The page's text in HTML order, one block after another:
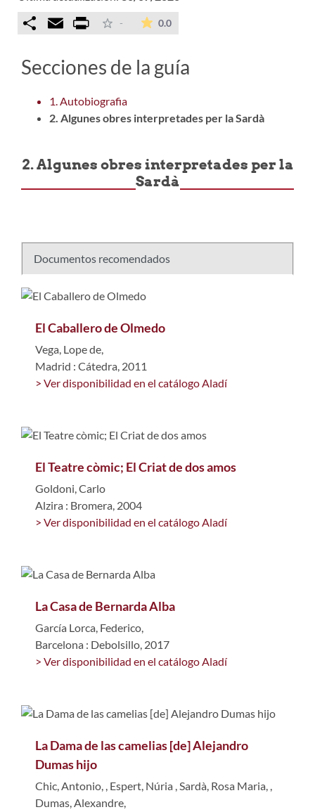
Comparteix
Email Print - 0.0La valoración media es de 0
Secciones de la guía
1. Autobiografia
2. Algunes obres interpretades per la Sardà
2. Algunes obres interpretades per la
Sardà
Documentos recomendados
El Caballero de Olmedo
Vega, Lope de,
Madrid : Cátedra, 2011
> Ver disponibilidad en el catálogo Aladí
El Teatre còmic; El Criat de dos amos
Goldoni, Carlo
Alzira : Bromera, 2004
> Ver disponibilidad en el catálogo Aladí
La Casa de Bernarda Alba
García Lorca, Federico,
Barcelona : Debolsillo, 2017
> Ver disponibilidad en el catálogo Aladí
La Dama de las camelias [de] Alejandro
Dumas hijo
Chic, Antonio, , Espert, Núria ,Sardà, Rosa Maria, ,
Dumas, Alexandre,